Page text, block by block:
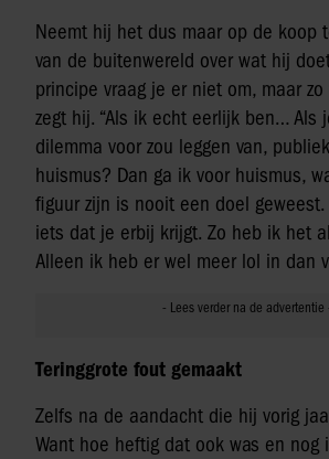
Neemt hij het dus maar op de koop
van de buitenwereld over wat hij
principe vraag je er niet om, maar
zegt hij. “Als ik echt eerlijk ben… Als
dilemma voor zou leggen van,
huismus? Dan ga ik voor huismus,
figuur zijn is nooit een doel
iets dat je erbij krijgt. Zo heb ik het
Alleen ik heb er wel meer lol in dan
Teringgrote fout gemaakt
Zelfs na de aandacht die hij vorig
Want hoe heftig dat ook was en nog